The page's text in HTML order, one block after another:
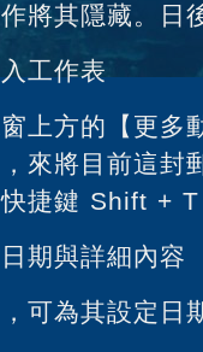
將其隱藏。日
工作表
上方的【更多
來將目前這封
捷鍵 Shift + T
期與詳細內容
可為其設定日